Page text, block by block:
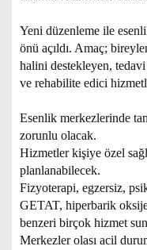
Yeni düzenleme ile
önü açıldı. Amaç;
halini destekleyen,
ve rehabilite edici
Esenlik merkezlerinde
zorunlu olacak.
Hizmetler kişiye özel
planlanabilecek.
Fizyoterapi, egzersiz,
GETAT, hiperbarik
benzeri birçok hizmet
Merkezler olası acil